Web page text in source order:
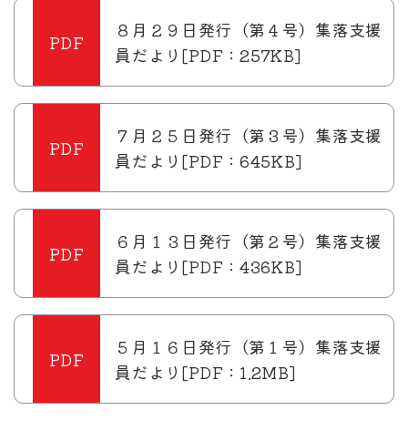
８月２９日発行（第４号）集落支援
員だより[PDF：257KB]
７月２５日発行（第３号）集落支援
員だより[PDF：645KB]
６月１３日発行（第２号）集落支援
員だより[PDF：436KB]
５月１６日発行（第１号）集落支援
員だより[PDF：1.2MB]